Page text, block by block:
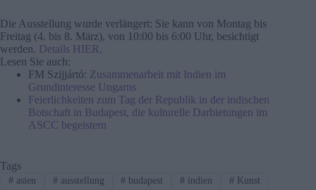
Die Ausstellung wurde verlängert: Sie kann von Montag bis
Freitag (4. bis 8. März), von 10:00 bis 6:00 Uhr, besichtigt
werden. Details HIER.
Lesen Sie auch:
FM Szijjártó: Zusammenarbeit mit Indien im
Grundinteresse Ungarns
Feierlichkeiten zum Tag der Republik in der indischen
Botschaft in Budapest, die kulturelle Darbietungen im
ASCC begeistern
Tags
#asien #ausstellung # budapest # indien # Kunst